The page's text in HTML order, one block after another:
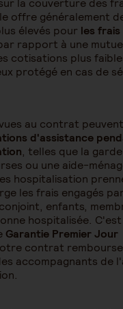
la couverture des
offre généralement
élevés pour les frais
rapport à une
cotisations plus
protégé en cas de
au contrat
d'assistance
, telles que la
ou une aide-
hospitalisation
les frais engagés
enfants,
hospitalisée.
Garantie Premier Jour
contrat
accompagnants de